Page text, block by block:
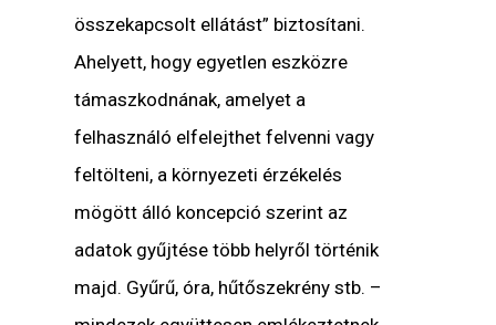
összekapcsolt ellátást” biztosítani.
Ahelyett, hogy egyetlen eszközre
támaszkodnának, amelyet a
felhasználó elfelejthet felvenni vagy
feltölteni, a környezeti érzékelés
mögött álló koncepció szerint az
adatok gyűjtése több helyről történik
majd. Gyűrű, óra, hűtőszekrény stb. –